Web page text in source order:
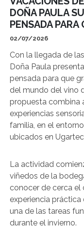
DOÑA PAULA
PENSADA PARA
02/07/2026
Con la llegada de
Doña Paula
pensada para que
del mundo del vino
propuesta combina
experiencias
familia, en el
ubicados en
La actividad
viñedos de la
conocer de cerca el
experiencia
una de las tareas
durante el invierno.